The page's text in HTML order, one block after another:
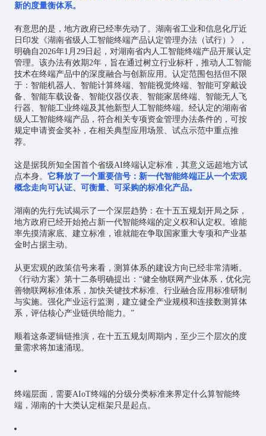
新的度量衡体系。
有意思的是，地方政府已经率先动了。湖南省工业和信息化厅近
日印发《湖南省级人工智能终端产品认定管理办法（试行）》，
明确自2026年1月29日起，对湖南省内人工智能终端产品开展认定
管理。该办法有效期2年，旨在通过树立行业标杆，推动人工智能
技术在终端产品中的深度融合与创新应用。认定范围包括但不限
于：智能机器人、智能计算终端、智能视觉终端、 智能可穿戴设
备、智能车载设备、智能仪器仪表、智能家居终端、智能无人飞
行器、智能工业终端及其他新型人工智能终端。经认定的湖南省
级人工智能终端产品，符合相关专项资金管理办法条件的，可按
规定申请资金奖补，在相关典型应用场景、试点示范中重点推
荐。
这是据我所知全国首个省级AI终端认定标准，其意义远超地方试
点本身。 它释放了一个重要信号：新一代智能终端正从一个宏观
概念走向可认证、可衡量、可采购的标准化产品。
湖南的先行先试揭示了一个深层趋势：在十五五规划开局之际，
地方政府已经开始抢占新一代智能终端的定义权和认定权。谁能
率先摸清家底、建立标准，谁就能在争取国家重大专项和产业基
金时占据主动。
从更宏观的政策信号来看，测算体系的建设方向已经非常清晰。
《行动方案》第十二条明确提出：“健全物联网产业体系，优化完
善物联网标准体系，加快关键技术标准、行业融合应用标准研制
与实施。强化产业运行监测，建立健全产业规模和连接数测算体
系，评估核心产业链供给能力。”
顺着这条逻辑链推演，在十五五规划周期内，至少三个层次的度
量需求将加速涌现。
终端层面，需要AIoT终端的分级分类标准来界定什么算智能终
端，湖南的十大类认定框架只是起点。